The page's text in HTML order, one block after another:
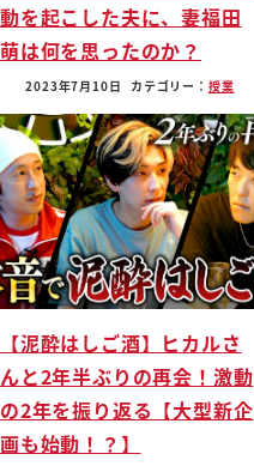
動を起こした夫に、妻福田
萌は何を思ったのか？
2023年7月10日 カテゴリー： 授業
【泥酔はしご酒】ヒカルさ
んと2年半ぶりの再会！激動
の2年を振り返る【大型新企
画も始動！？】